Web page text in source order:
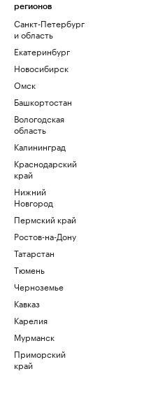
регионов
Санкт-Петербург
и область
Екатеринбург
Новосибирск
Омск
Башкортостан
Вологодская
область
Калининград
Краснодарский
край
Нижний
Новгород
Пермский край
Ростов-на-Дону
Татарстан
Тюмень
Черноземье
Кавказ
Карелия
Мурманск
Приморский
край